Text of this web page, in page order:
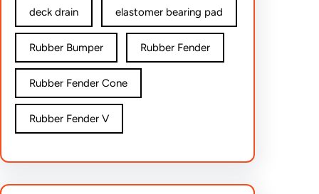
deck drain elastomer bearing pad
Rubber Bumper Rubber Fender
Rubber Fender Cone
Rubber Fender V